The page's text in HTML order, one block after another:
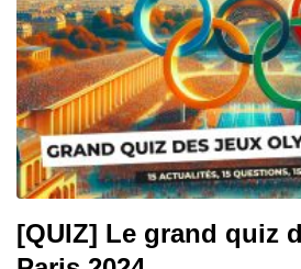
[QUIZ] Le grand quiz